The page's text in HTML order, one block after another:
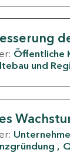
Öffentliche
und